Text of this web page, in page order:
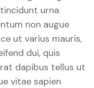
urna
non augue
ut varius mauris,
dui, quis
dapibus tellus ut
vitae sapien